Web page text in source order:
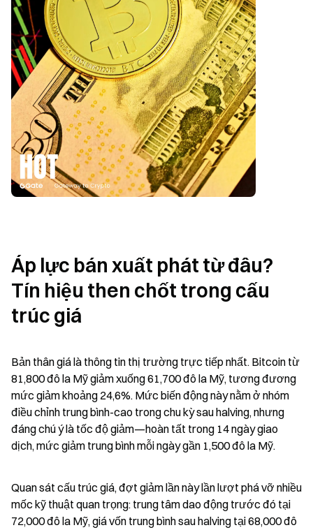
Áp lực bán xuất phát từ đâu?
Tín hiệu then chốt trong cấu
trúc giá
Bản thân giá là thông tin thị trường trực tiếp nhất. Bitcoin từ
81,800 đô la Mỹ giảm xuống 61,700 đô la Mỹ, tương đương
mức giảm khoảng 24,6%. Mức biến động này nằm ở nhóm
điều chỉnh trung bình-cao trong chu kỳ sau halving, nhưng
đáng chú ý là tốc độ giảm—hoàn tất trong 14 ngày giao
dịch, mức giảm trung bình mỗi ngày gần 1,500 đô la Mỹ.
Quan sát cấu trúc giá, đợt giảm lần này lần lượt phá vỡ nhiều
mốc kỹ thuật quan trọng: trung tâm dao động trước đó tại
72,000 đô la Mỹ, giá vốn trung bình sau halving tại 68,000 đô